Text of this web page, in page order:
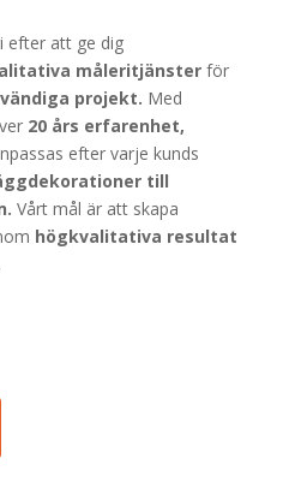
efter att ge dig
måleritjänsterför
projekt. Med
20 års erfarenhet,
efter varje kunds
till
Vårt mål är att skapa
högkvalitativa resultat